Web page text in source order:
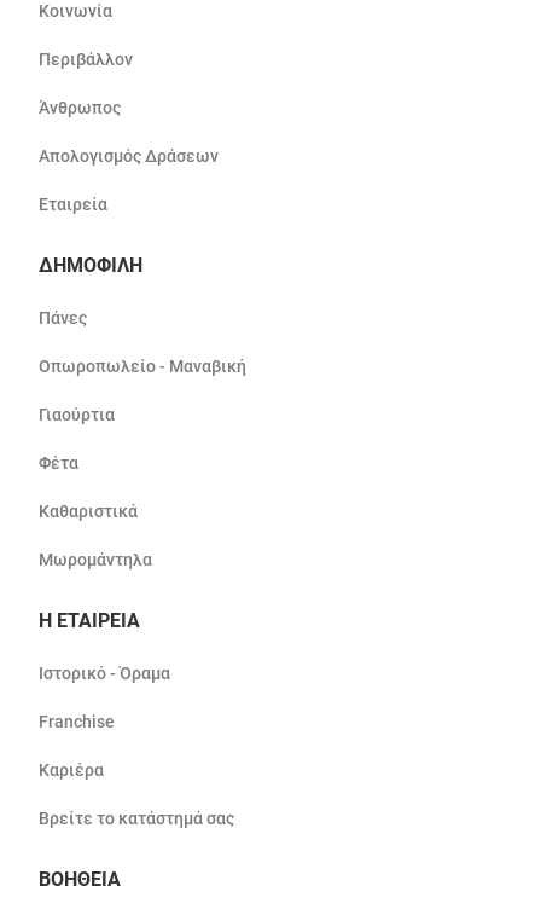
Κοινωνία
Περιβάλλον
Άνθρωπος
Απολογισμός Δράσεων
Εταιρεία
ΔΗΜΟΦΙΛΗ
Πάνες
Οπωροπωλείο - Μαναβική
Γιαούρτια
Φέτα
Καθαριστικά
Μωρομάντηλα
Η ΕΤΑΙΡΕΙΑ
Ιστορικό - Όραμα
Franchise
Καριέρα
Βρείτε το κατάστημά σας
ΒΟΗΘΕΙΑ